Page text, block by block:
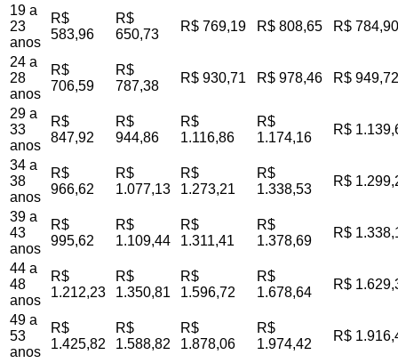
19 a
23
anos
R$
583,96
R$
650,73
R$ 769,19 R$ 808,65 R$ 784,90
24 a
28
anos
R$
706,59
R$
787,38
R$ 930,71 R$ 978,46 R$ 949,72
29 a
33
anos
R$
847,92
R$
944,86
R$
1.116,86
R$
1.174,16
R$
34 a
38
anos
R$
966,62
R$
1.077,13
R$
1.273,21
R$
1.338,53
R$
39 a
43
anos
R$
995,62
R$
1.109,44
R$
1.311,41
R$
1.378,69
R$
44 a
48
anos
R$
1.212,23
R$
1.350,81
R$
1.596,72
R$
1.678,64
R$
49 a
53
anos
R$
1.425,82
R$
1.588,82
R$
1.878,06
R$
1.974,42
R$